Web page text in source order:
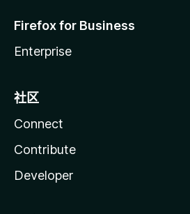
Firefox for Business
Enterprise
社区
Connect
Contribute
Developer